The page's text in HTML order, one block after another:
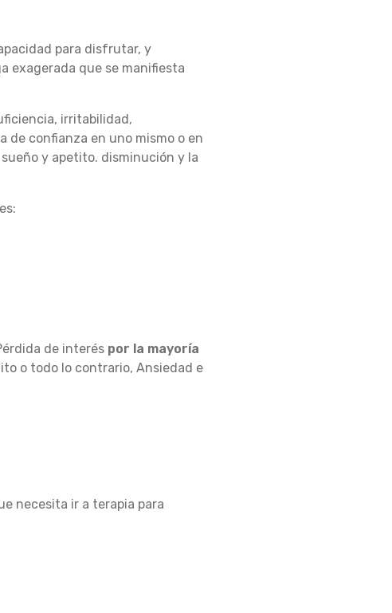
para disfrutar, y
exagerada que se manifiesta
irritabilidad,
de confianza en uno mismo o en
y apetito. disminución y la
de interés por la mayoría
o todo lo contrario, Ansiedad e
necesita ir a terapia para